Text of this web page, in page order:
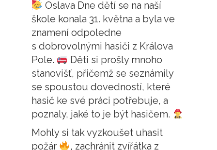
Oslava Dne dětí se na naší
škole konala 31. května a byla ve
znamení odpoledne
s dobrovolnými hasiči z Králova
Pole.
Děti si prošly mnoho
stanovišť, přičemž se seznámily
se spoustou dovedností, které
hasič ke své práci potřebuje, a
poznaly, jaké to je být hasičem.
Mohly si tak vyzkoušet uhasit
požár
, zachránit zvířátka z